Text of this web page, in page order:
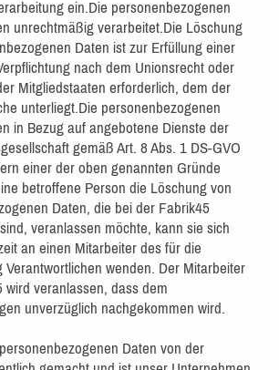
ein.Die personenbezogenen
unrechtmäßig verarbeitet.Die Löschung
Daten ist zur Erfüllung einer
nach dem Unionsrecht oder
Mitgliedstaaten erforderlich, dem der
unterliegt.Die personenbezogenen
in Bezug auf angebotene Dienste der
gemäß Art. 8 Abs. 1 DS-GVO
einer der oben genannten Gründe
betroffene Person die Löschung von
Daten, die bei der Fabrik45
veranlassen möchte, kann sie sich
an einen Mitarbeiter des für die
Verantwortlichen wenden. Der Mitarbeiter
wird veranlassen, dass dem
unverzüglich nachgekommen wird.
Daten von der